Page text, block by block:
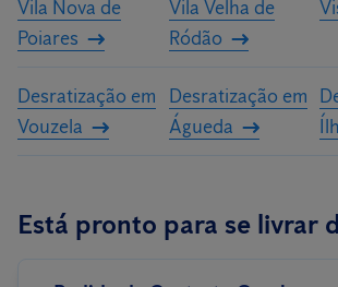
Vila Nova de
Poiares
Vila Velha de
Ródão
Desratização em
Vouzela
Desratização em
Águeda
Está pronto para se livrar